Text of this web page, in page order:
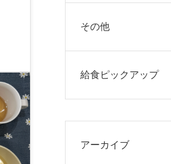
その他
給食ピックアップ
アーカイブ